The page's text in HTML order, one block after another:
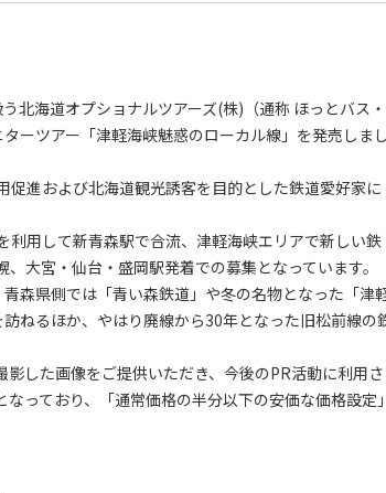
北海道オプショナルツアーズ(株)（通称 ほっとバス・
ーツアー「津軽海峡魅惑のローカル線」を発売しまし
進および北海道観光誘客を目的とした鉄道愛好家に
用して新青森駅で合流、津軽海峡エリアで新しい鉄
大宮・仙台・盛岡駅発着での募集となっています。
森県側では「青い森鉄道」や冬の名物となった「津
ねるほか、やはり廃線から30年となった旧松前線の
した画像をご提供いただき、今後のPR活動に利用さ
っており、「通常価格の半分以下の安価な価格設定」